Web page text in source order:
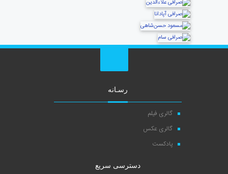
رسـانه
گالری فیلم
گالری عکس
پادکست
دسترسی سریع